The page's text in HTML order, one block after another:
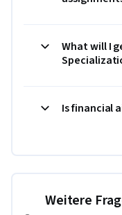
What will I
Is financial
Weitere